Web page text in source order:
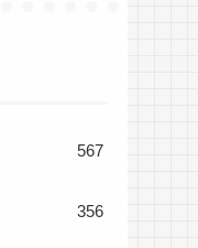
567
356